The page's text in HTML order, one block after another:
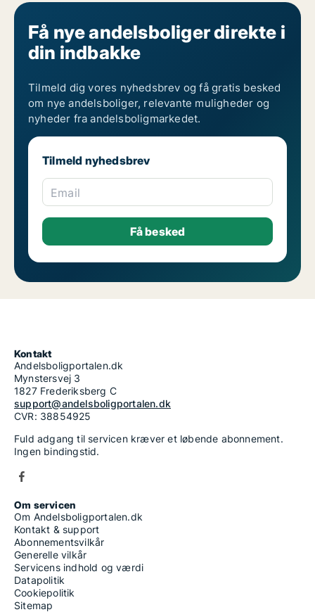
Få nye andelsboliger direkte i
din indbakke
Tilmeld dig vores nyhedsbrev og få gratis besked
om nye andelsboliger, relevante muligheder og
nyheder fra andelsboligmarkedet.
Tilmeld nyhedsbrev
Email
Kontakt
Andelsboligportalen.dk
Mynstersvej 3
1827 Frederiksberg C
support@andelsboligportalen.dk
CVR: 38854925
Fuld adgang til servicen kræver et løbende abonnement.
Ingen bindingstid.
Om servicen
Om Andelsboligportalen.dk
Kontakt & support
Abonnementsvilkår
Generelle vilkår
Servicens indhold og værdi
Datapolitik
Cookiepolitik
Sitemap